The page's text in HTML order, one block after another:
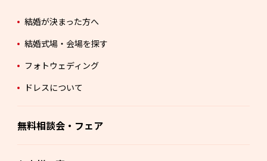
結婚が決まった方へ
結婚式場・会場を探す
フォトウェディング
ドレスについて
無料相談会・フェア